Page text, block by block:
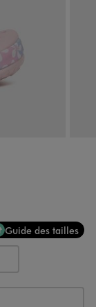
Guide des tailles